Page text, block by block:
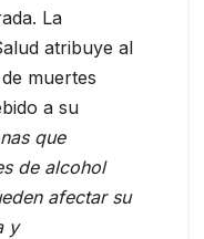
La
atribuye al
muertes
a su
que
de alcohol
afectar su
y